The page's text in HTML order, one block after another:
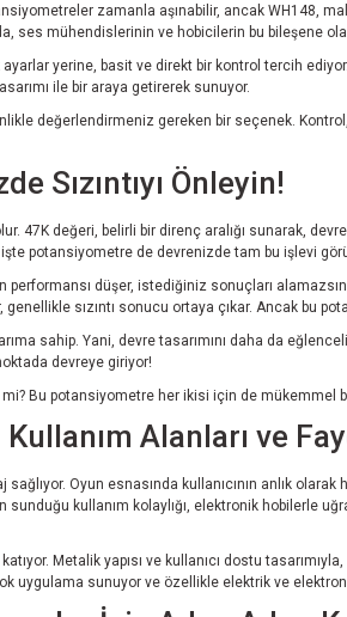
zamanla aşınabilir, ancak WH148,
ses mühendislerinin ve hobicilerin bu bileşene
yerine, basit ve direkt bir kontrol tercih
ile bir araya getirerek sunuyor.
değerlendirmeniz gereken bir seçenek. Kontrol,
Sızıntıyı Önleyin!
47K değeri, belirli bir direnç aralığı sunarak,
potansiyometre de devrenizde tam bu işlevi
performansı düşer, istediğiniz sonuçları
sızıntı sonucu ortaya çıkar. Ancak bu
sahip. Yani, devre tasarımını daha da
devreye giriyor!
Bu potansiyometre her ikisi için de mükemmel
Alanları ve
Oyun esnasında kullanıcının anlık
sunduğu kullanım kolaylığı, elektronik hobilerle
Metalik yapısı ve kullanıcı dostu
sunuyor ve özellikle elektrik ve